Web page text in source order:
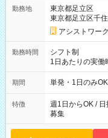
勤務地
東京都足立区
東京都足立区千
アシストワー
勤務時間
シフト制
1日あたりの実働
勤務 勤務：月・水・金
可能です！ ※1日あたりの最大実働時間は日勤、夜勤共に勤務し
期間 単発・1日のみOK
特徴
週1日からOK /
募集